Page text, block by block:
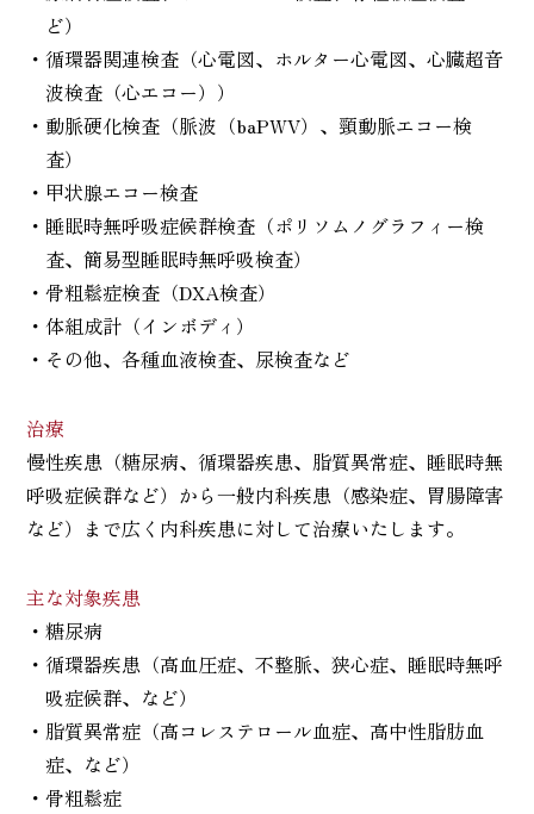
ど）
・循環器関連検査（心電図、ホルター心電図、心臓超音
波検査（心エコー））
・動脈硬化検査（脈波（baPWV）、頸動脈エコー検
査）
・甲状腺エコー検査
・睡眠時無呼吸症候群検査（ポリソムノグラフィー検
査、簡易型睡眠時無呼吸検査）
・骨粗鬆症検査（DXA検査）
・体組成計（インボディ）
・その他、各種血液検査、尿検査など
治療
慢性疾患（糖尿病、循環器疾患、脂質異常症、睡眠時無
呼吸症候群など）から一般内科疾患（感染症、胃腸障害
など）まで広く内科疾患に対して治療いたします。
主な対象疾患
・糖尿病
・循環器疾患（高血圧症、不整脈、狭心症、睡眠時無呼
吸症候群、など）
・脂質異常症（高コレステロール血症、高中性脂肪血
症、など）
・骨粗鬆症